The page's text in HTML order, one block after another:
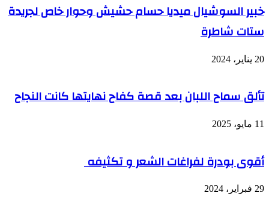
خبير السوشيال ميديا حسام حشيش وحوار خاص لجريدة
ستات شاطرة
20 يناير، 2024
تألق سماح اللبان بعد قصة كفاح نهايتها كانت النجاح
11 مايو، 2025
أقوى بودرة لفراغات الشعر و تكثيفه
29 فبراير، 2024